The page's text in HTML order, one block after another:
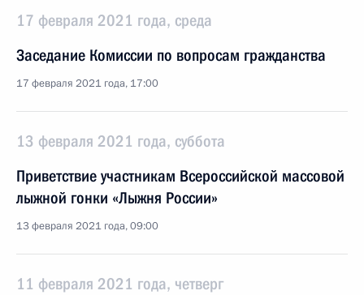
17 февраля 2021 года, среда
Заседание Комиссии по вопросам гражданства
17 февраля 2021 года, 17:00
13 февраля 2021 года, суббота
Приветствие участникам Всероссийской массовой
лыжной гонки «Лыжня России»
13 февраля 2021 года, 09:00
11 февраля 2021 года, четверг